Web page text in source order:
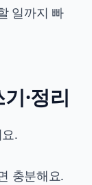
일까지 빠
·정리
.
충분해요.